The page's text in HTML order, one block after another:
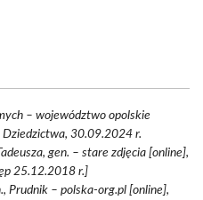
– województwo opolskie
30.09.2024 r.
gen. – stare zdjęcia [online],
25.12.2018 r.]
Prudnik – polska-org.pl [online],